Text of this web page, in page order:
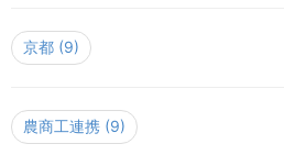
京都 (9)
農商工連携 (9)